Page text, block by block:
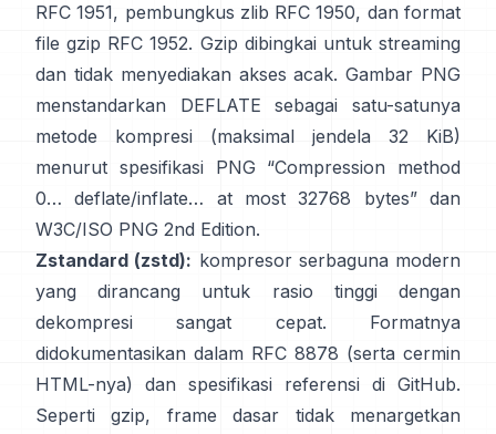
RFC 1951, pembungkus zlib RFC 1950, dan format
file gzip RFC 1952. Gzip dibingkai untuk streaming
dan tidak menyediakan akses acak. Gambar PNG
menstandarkan DEFLATE sebagai satu-satunya
metode kompresi (maksimal jendela 32 KiB)
menurut spesifikasi PNG “Compression method
0… deflate/inflate… at most 32768 bytes” dan
W3C/ISO PNG 2nd Edition.
Zstandard (zstd): kompresor serbaguna modern
yang dirancang untuk rasio tinggi dengan
dekompresi sangat cepat. Formatnya
didokumentasikan dalam RFC 8878 (serta cermin
HTML-nya) dan spesifikasi referensi di GitHub.
Seperti gzip, frame dasar
tidak menargetkan